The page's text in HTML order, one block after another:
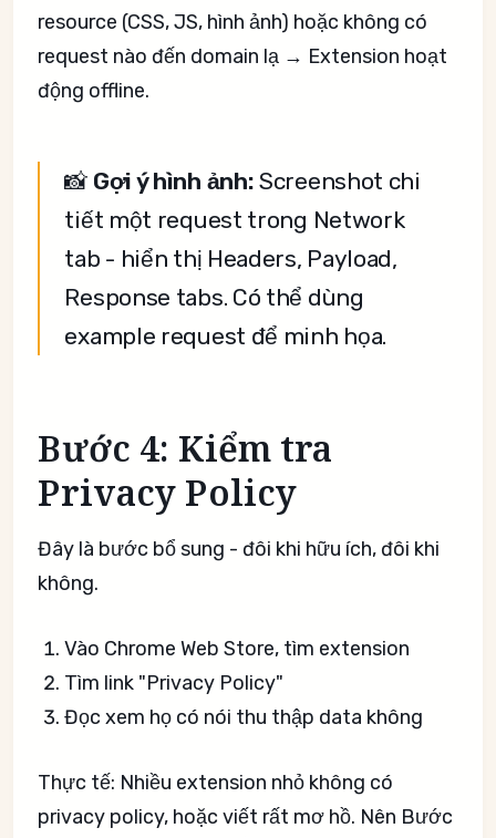
resource (CSS, JS, hình ảnh) hoặc không có
request nào đến domain lạ → Extension hoạt
động offline.
📸 Gợi ý hình ảnh: Screenshot chi
tiết một request trong Network
tab - hiển thị Headers, Payload,
Response tabs. Có thể dùng
example request để minh họa.
Bước 4: Kiểm tra
Privacy Policy
Đây là bước bổ sung - đôi khi hữu ích, đôi khi
không.
Vào Chrome Web Store, tìm extension
Tìm link "Privacy Policy"
Đọc xem họ có nói thu thập data không
Thực tế: Nhiều extension nhỏ không có
privacy policy, hoặc viết rất mơ hồ. Nên Bước